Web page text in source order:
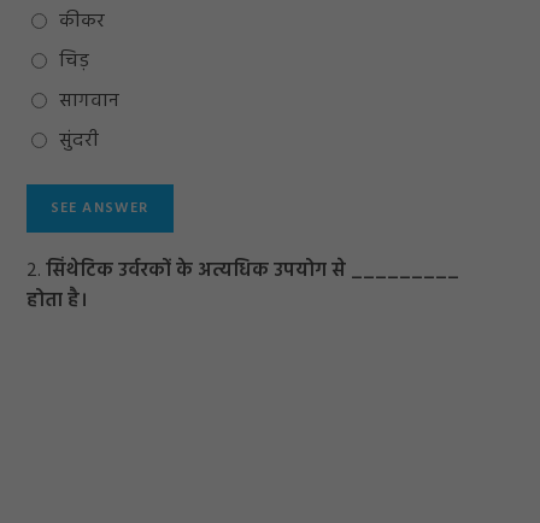
कीकर
चिड़
सागवान
सुंदरी
2.सिंथेटिक उर्वरकों के अत्यधिक उपयोग से _________
होता है।